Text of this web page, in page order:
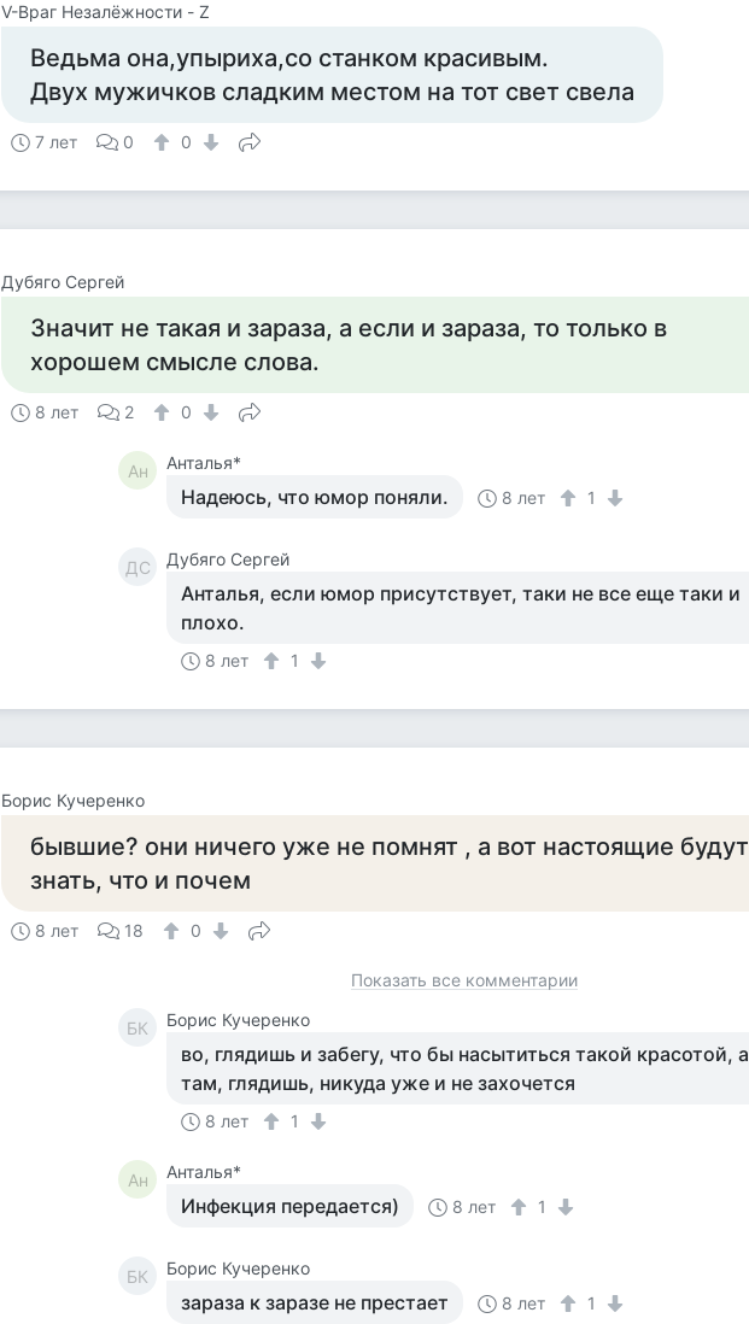
V-Враг Незалёжности - Z
Ведьма она,упыриха,со станком красивым.
Двух мужичков сладким местом на тот свет свела
7 лет 0 0
Дубяго Сергей
Значит не такая и зараза, а если и зараза, то только в
хорошем смысле слова.
8 лет 2 0
Ан Анталья*
Надеюсь, что юмор поняли. 8 лет 1
ДС Дубяго Сергей
Анталья, если юмор присутствует, таки не все еще таки и
плохо.
8 лет 1
Борис Кучеренко
бывшие? они ничего уже не помнят , а вот настоящие будут
знать, что и почем
8 лет 18 0
Показать все комментарии
БК Борис Кучеренко
во, глядишь и забегу, что бы насытиться такой красотой, а
там, глядишь, никуда уже и не захочется
8 лет 1
Ан Анталья*
Инфекция передается) 8 лет 1
БК Борис Кучеренко
зараза к заразе не престает 8 лет 1